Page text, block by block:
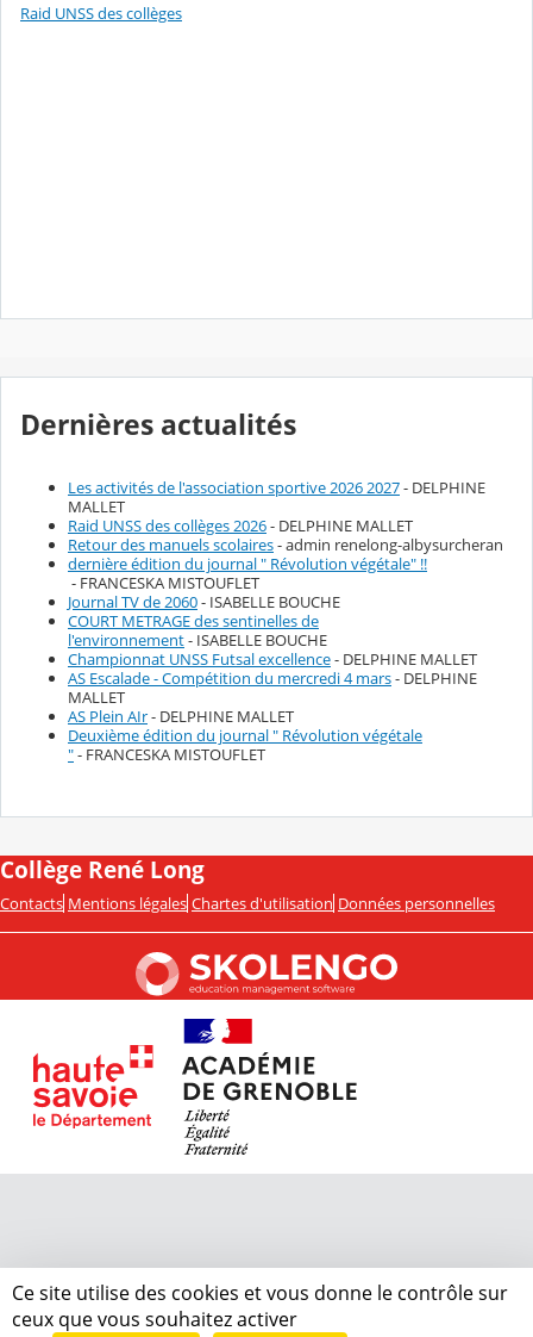
Raid UNSS des collèges
Dernières actualités
Les activités de l'association sportive 2026 2027- DELPHINE
MALLET
Raid UNSS des collèges 2026- DELPHINE MALLET
Retour des manuels scolaires- admin renelong-albysurcheran
dernière édition du journal " Révolution végétale" !!
- FRANCESKA MISTOUFLET
Journal TV de 2060- ISABELLE BOUCHE
COURT METRAGE des sentinelles de
l'environnement- ISABELLE BOUCHE
Championnat UNSS Futsal excellence- DELPHINE MALLET
AS Escalade - Compétition du mercredi 4 mars- DELPHINE
MALLET
AS Plein AIr- DELPHINE MALLET
Deuxième édition du journal " Révolution végétale
"- FRANCESKA MISTOUFLET
Collège René Long
Contacts Mentions légales Chartes d'utilisation Données personnelles
Ce site utilise des cookies et vous donne le contrôle sur
ceux que vous souhaitez activer